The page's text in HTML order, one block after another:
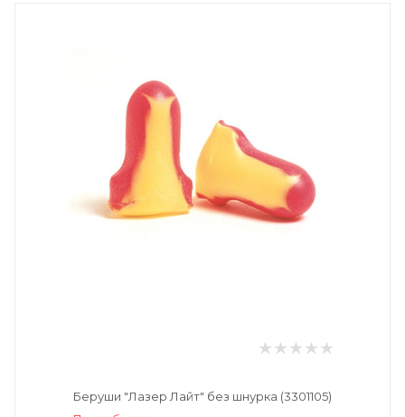
Беруши "Лазер Лайт" без шнурка (3301105)